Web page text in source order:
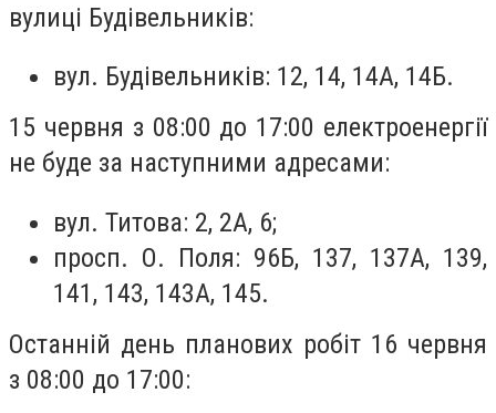
вулиці Будівельників:
вул. Будівельників: 12, 14, 14А, 14Б.
15 червня з 08:00 до 17:00 електроенергії
не буде за наступними адресами:
вул. Титова: 2, 2А, 6;
просп. О. Поля: 96Б, 137, 137А, 139,
141, 143, 143А, 145.
Останній день планових робіт 16 червня
з 08:00 до 17:00: